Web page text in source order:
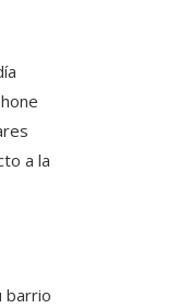
a la
barrio